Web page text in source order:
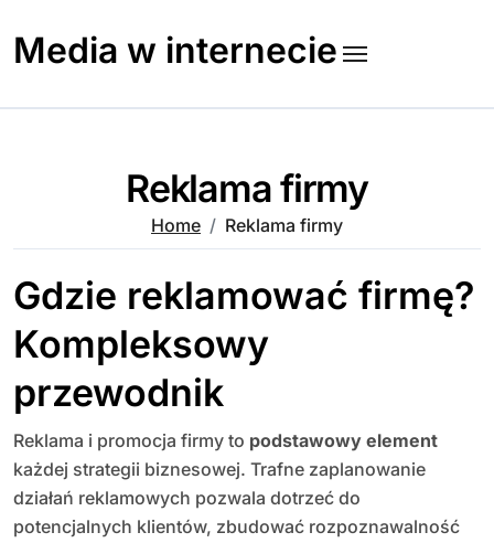
content
Media w internecie
Reklama firmy
Home Reklama firmy
Gdzie reklamować firmę?
Kompleksowy
przewodnik
Reklama i promocja firmy to podstawowy element
każdej strategii biznesowej. Trafne zaplanowanie
działań reklamowych pozwala dotrzeć do
potencjalnych klientów, zbudować rozpoznawalność